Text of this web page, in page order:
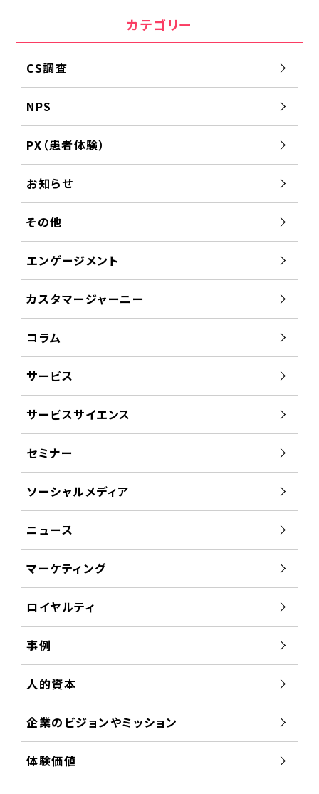
カテゴリー
CS調査
NPS
PX（患者体験）
お知らせ
その他
エンゲージメント
カスタマージャーニー
コラム
サービス
サービスサイエンス
セミナー
ソーシャルメディア
ニュース
マーケティング
ロイヤルティ
事例
人的資本
企業のビジョンやミッション
体験価値